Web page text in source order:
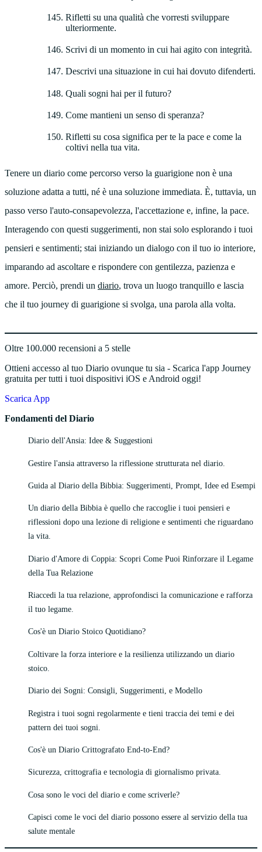
Rifletti su una qualità che vorresti sviluppare
ulteriormente.
Scrivi di un momento in cui hai agito con integrità.
Descrivi una situazione in cui hai dovuto difenderti.
Quali sogni hai per il futuro?
Come mantieni un senso di speranza?
Rifletti su cosa significa per te la pace e come la
coltivi nella tua vita.
Tenere un diario come percorso verso la guarigione non è una
soluzione adatta a tutti, né è una soluzione immediata. È, tuttavia, un
passo verso l'auto-consapevolezza, l'accettazione e, infine, la pace.
Interagendo con questi suggerimenti, non stai solo esplorando i tuoi
pensieri e sentimenti; stai iniziando un dialogo con il tuo io interiore,
imparando ad ascoltare e rispondere con gentilezza, pazienza e
amore. Perciò, prendi un diario, trova un luogo tranquillo e lascia
che il tuo journey di guarigione si svolga, una parola alla volta.
Oltre 100.000 recensioni a 5 stelle
Ottieni accesso al tuo Diario ovunque tu sia - Scarica l'app Journey
gratuita per tutti i tuoi dispositivi iOS e Android oggi!
Scarica App
Fondamenti del Diario
Diario dell'Ansia: Idee & Suggestioni
Gestire l'ansia attraverso la riflessione strutturata nel diario.
Guida al Diario della Bibbia: Suggerimenti, Prompt, Idee ed Esempi
Un diario della Bibbia è quello che raccoglie i tuoi pensieri e
riflessioni dopo una lezione di religione e sentimenti che riguardano
la vita.
Diario d'Amore di Coppia: Scopri Come Puoi Rinforzare il Legame
della Tua Relazione
Riaccedi la tua relazione, approfondisci la comunicazione e rafforza
il tuo legame.
Cos'è un Diario Stoico Quotidiano?
Coltivare la forza interiore e la resilienza utilizzando un diario
stoico.
Diario dei Sogni: Consigli, Suggerimenti, e Modello
Registra i tuoi sogni regolarmente e tieni traccia dei temi e dei
pattern dei tuoi sogni.
Cos'è un Diario Crittografato End-to-End?
Sicurezza, crittografia e tecnologia di giornalismo privata.
Cosa sono le voci del diario e come scriverle?
Capisci come le voci del diario possono essere al servizio della tua
salute mentale